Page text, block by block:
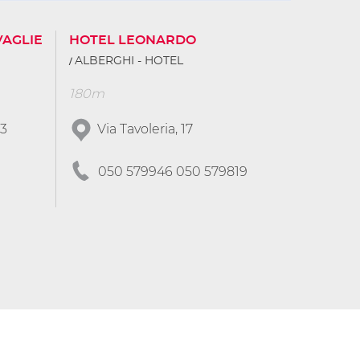
HOTEL LEONARDO
ALBERGHI - HOTEL
180m
Via Tavoleria, 17
050 579946 050 579819